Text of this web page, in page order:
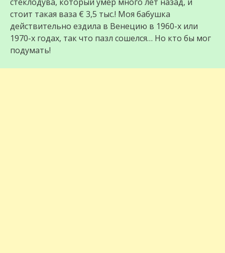
стоит такая ваза € 3,5 тыс.! Моя бабушка
действительно ездила в Венецию в 1960-х или
1970-х годах, так что пазл сошелся… Но кто бы мог
подумать!